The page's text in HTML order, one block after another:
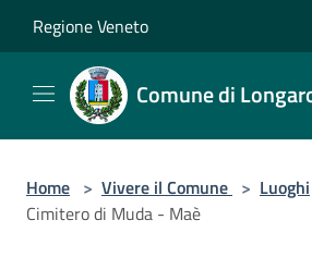
Regione Veneto
Comune di
Home > Vivere il Comune > Luoghi
Cimitero di Muda - Maè